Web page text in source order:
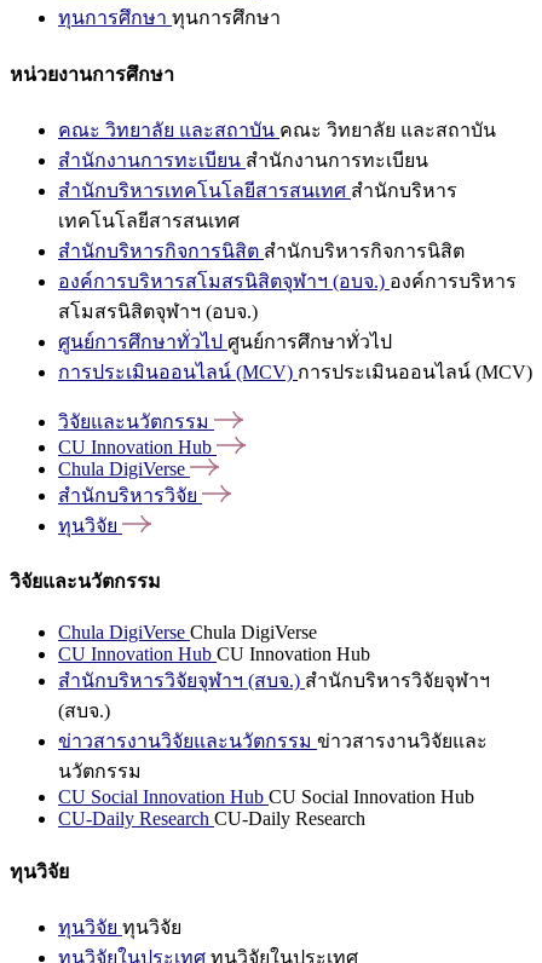
ทุนการศึกษา ทุนการศึกษา
หน่วยงานการศึกษา
คณะ วิทยาลัย และสถาบัน คณะ วิทยาลัย และสถาบัน
สำนักงานการทะเบียน สำนักงานการทะเบียน
สำนักบริหารเทคโนโลยีสารสนเทศ สำนักบริหาร
เทคโนโลยีสารสนเทศ
สำนักบริหารกิจการนิสิต สำนักบริหารกิจการนิสิต
องค์การบริหารสโมสรนิสิตจุฬาฯ (อบจ.) องค์การบริหาร
สโมสรนิสิตจุฬาฯ (อบจ.)
ศูนย์การศึกษาทั่วไป ศูนย์การศึกษาทั่วไป
การประเมินออนไลน์ (MCV) การประเมินออนไลน์ (MCV)
วิจัยและนวัตกรรม
CU Innovation Hub
Chula DigiVerse
สำนักบริหารวิจัย
ทุนวิจัย
วิจัยและนวัตกรรม
Chula DigiVerse Chula DigiVerse
CU Innovation Hub CU Innovation Hub
สำนักบริหารวิจัยจุฬาฯ (สบจ.) สำนักบริหารวิจัยจุฬาฯ
(สบจ.)
ข่าวสารงานวิจัยและนวัตกรรม ข่าวสารงานวิจัยและ
นวัตกรรม
CU Social Innovation Hub CU Social Innovation Hub
CU-Daily Research CU-Daily Research
ทุนวิจัย
ทุนวิจัย ทุนวิจัย
ทุนวิจัยในประเทศ ทุนวิจัยในประเทศ